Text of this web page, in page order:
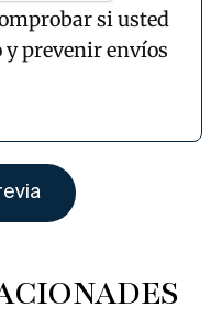
si usted
prevenir envíos